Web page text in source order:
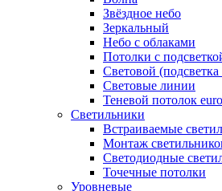
Звёздное небо
Зеркальный
Небо с облаками
Потолки с
Световой (подсветка
Световые линии
Теневой потолок
Светильники
Встраиваемые
Монтаж
Светодиодные
Точечные потолки
Уровневые